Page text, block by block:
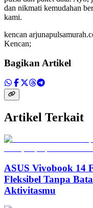
dan nikmati kemudahan
kami.
kencan
Kencan;
Bagikan Artikel
Artikel Terkait
ASUS Vivobook 14
Fleksibel Tanpa
Aktivitasmu